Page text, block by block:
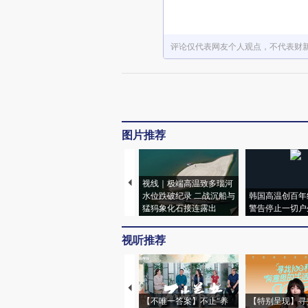
评论仅代表网友个人观点，不代表财
图片推荐
视线｜极端高温致多瑙河
水位跌破纪录 二战沉船与
猛犸象化石接连露出
韩国高温创百
警告停止一切
视听推荐
【不唯一答案】不止“养 【特别呈现】